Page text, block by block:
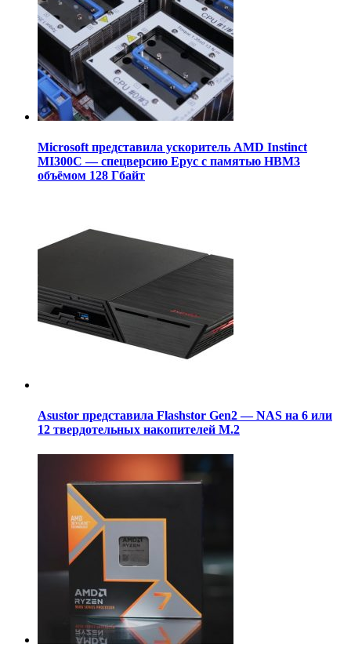
Microsoft представила ускоритель AMD Instinct
MI300C — спецверсию Epyc с памятью HBM3
объёмом 128 Гбайт
Asustor представила Flashstor Gen2 — NAS на 6 или
12 твердотельных накопителей M.2